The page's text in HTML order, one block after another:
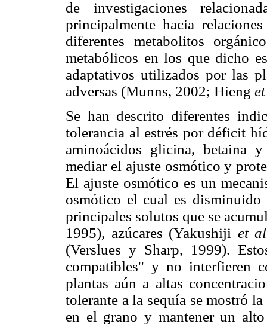
de investigaciones
principalmente hacia
diferentes metabolitos
metabólicos en los que dicho
adaptativos utilizados por las
adversas (Munns, 2002; Hieng
Se han descrito diferentes
tolerancia al estrés por déficit
aminoácidos glicina, betaina
mediar el ajuste osmótico y
El ajuste osmótico es un
osmótico el cual es
principales solutos que se
1995), azúcares (Yakushiji et
(Verslues y Sharp, 1999).
compatibles'' y no interfieren
plantas aún a altas
tolerante a la sequía se mostró
en el grano y mantener un